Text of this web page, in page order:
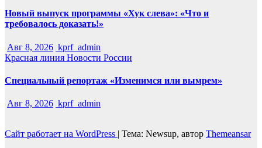
Новый выпуск программы «Хук слева»: «Что и
требовалось доказать!»
Авг 8, 2026 kprf_admin
Красная линия Новости России
Специальный репортаж «Изменимся или вымрем»
Авг 8, 2026 kprf_admin
Сайт работает на WordPress | Тема: Newsup, автор Themeansar